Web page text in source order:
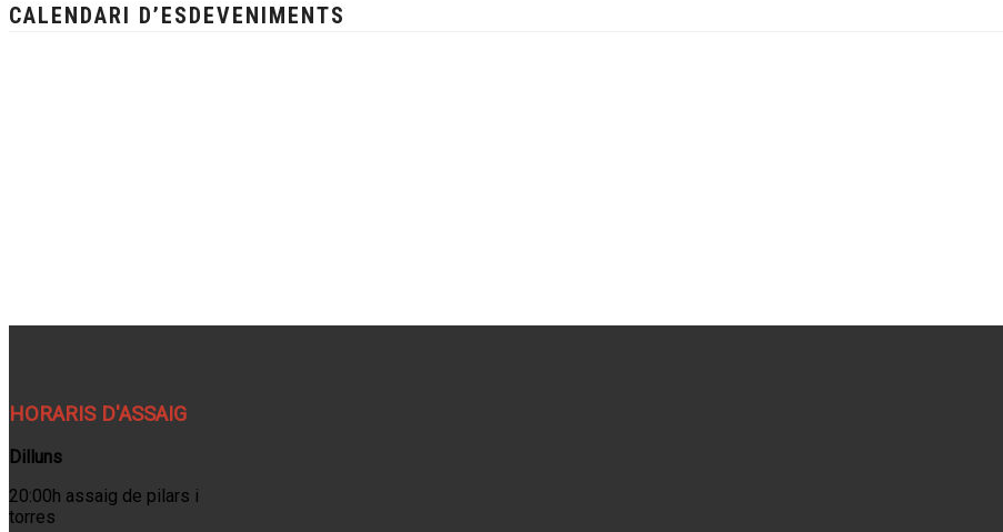
CALENDARI D’ESDEVENIMENTS
HORARIS D'ASSAIG
Dilluns
20:00h assaig de pilars i
torres